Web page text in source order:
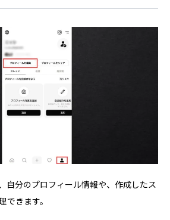
自分のプロフィール情報や、作成したス
できます。